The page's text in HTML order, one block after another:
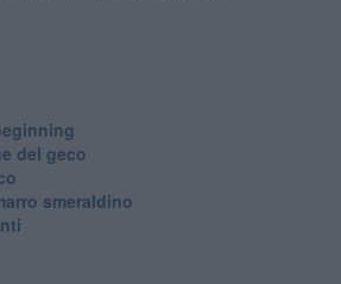
del geco
smeraldino